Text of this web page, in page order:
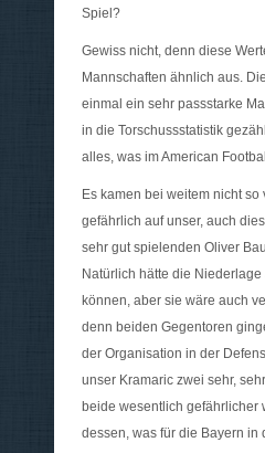
Spiel?
Gewiss nicht, denn diese
Mannschaften ähnlich aus.
einmal ein sehr passstarke
in die Torschussstatistik
alles, was im American
Es kamen bei weitem nicht
gefährlich auf unser, auch
sehr gut spielenden Oliver
Natürlich hätte die
können, aber sie wäre auch
denn beiden Gegentoren
der Organisation in der
unser Kramaric zwei sehr,
beide wesentlich gefährlicher
dessen, was für die Bayern in